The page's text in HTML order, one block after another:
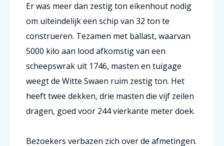
Er was meer dan zestig ton eikenhout nodig
om uiteindelijk een schip van 32 ton te
construeren. Tezamen met ballast, waarvan
5000 kilo aan lood afkomstig van een
scheepswrak uit 1746, masten en tuigage
weegt de Witte Swaen ruim zestig ton. Het
heeft twee dekken, drie masten die vijf zeilen
dragen, goed voor 244 vierkante meter doek.
Bezoekers verbazen zich over de afmetingen.